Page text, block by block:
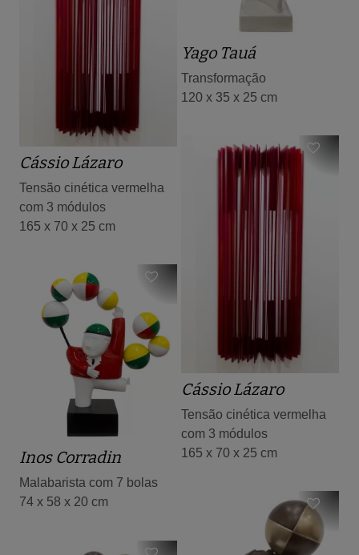
Yago Tauá
Transformação
120 x 35 x 25 cm
Cássio Lázaro
Tensão cinética vermelha
com 3 módulos
165 x 70 x 25 cm
Cássio Lázaro
Tensão cinética vermelha
com 3 módulos
165 x 70 x 25 cm
Inos Corradin
Malabarista com 7 bolas
74 x 58 x 20 cm